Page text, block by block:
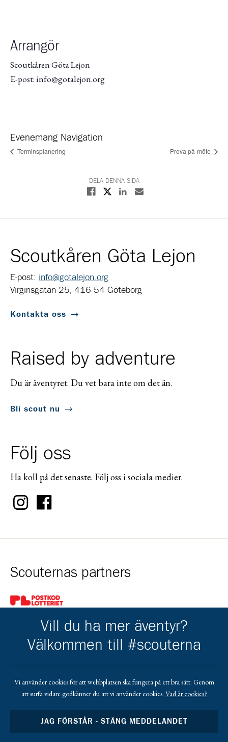
Arrangör
Scoutkåren Göta Lejon
E-post: info@gotalejon.org
Evenemang Navigation
Terminsplanering Prova på-möte
DELA DENNA SIDA
Dela på Facebook
Dela på XDela på Linkedin
Dela med E-post
Scoutkåren Göta Lejon
E-post: info@gotalejon.org
Virginsgatan 25, 416 54 Göteborg
Kontakta oss
Raised by adventure
Du är äventyret. Du vet bara inte om det än.
Bli scout nu
Följ oss
Ha koll på det senaste. Följ oss i sociala medier.
Scouternas partners
Gå till pl_50
Kårens partners
Gå till https://www.netshirt.se/
Vill du ha mer äventyr?
Välkommen till #scouterna
Vi använder cookies för att webbplatsen ska fungera på ett bra sätt. Genom
att surfa vidare godkänner du att vi använder cookies. Vad är cookies?
JAG FÖRSTÅR - STÄNG MEDDELANDET